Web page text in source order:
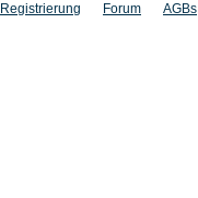
Registrierung Forum AGBs